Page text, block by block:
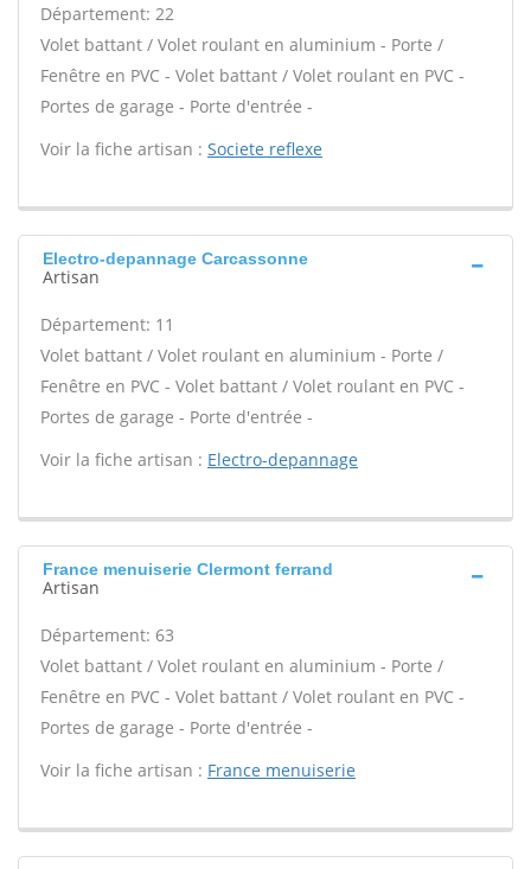
Département: 22
Volet battant / Volet roulant en aluminium - Porte /
Fenêtre en PVC - Volet battant / Volet roulant en PVC -
Portes de garage - Porte d'entrée -
Voir la fiche artisan : Societe reflexe
Electro-depannage Carcassonne
Artisan
Département: 11
Volet battant / Volet roulant en aluminium - Porte /
Fenêtre en PVC - Volet battant / Volet roulant en PVC -
Portes de garage - Porte d'entrée -
Voir la fiche artisan : Electro-depannage
France menuiserie Clermont ferrand
Artisan
Département: 63
Volet battant / Volet roulant en aluminium - Porte /
Fenêtre en PVC - Volet battant / Volet roulant en PVC -
Portes de garage - Porte d'entrée -
Voir la fiche artisan : France menuiserie